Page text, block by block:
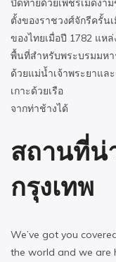
ปิดท้ายด้วยเพชรเม็ดงา
ตั้งของราชวงศ์จักรีครั้น
ของไทยเมื่อปี 1782 แห
พื้นที่สำหรับพระบรมมหา
ด้วยแม่น้ำเจ้าพระยาแล
เกาะด้วยเรือ
จากท่าช้างได้
สถานที่น่
กรุงเทพ
We’ve got you
the world and we are